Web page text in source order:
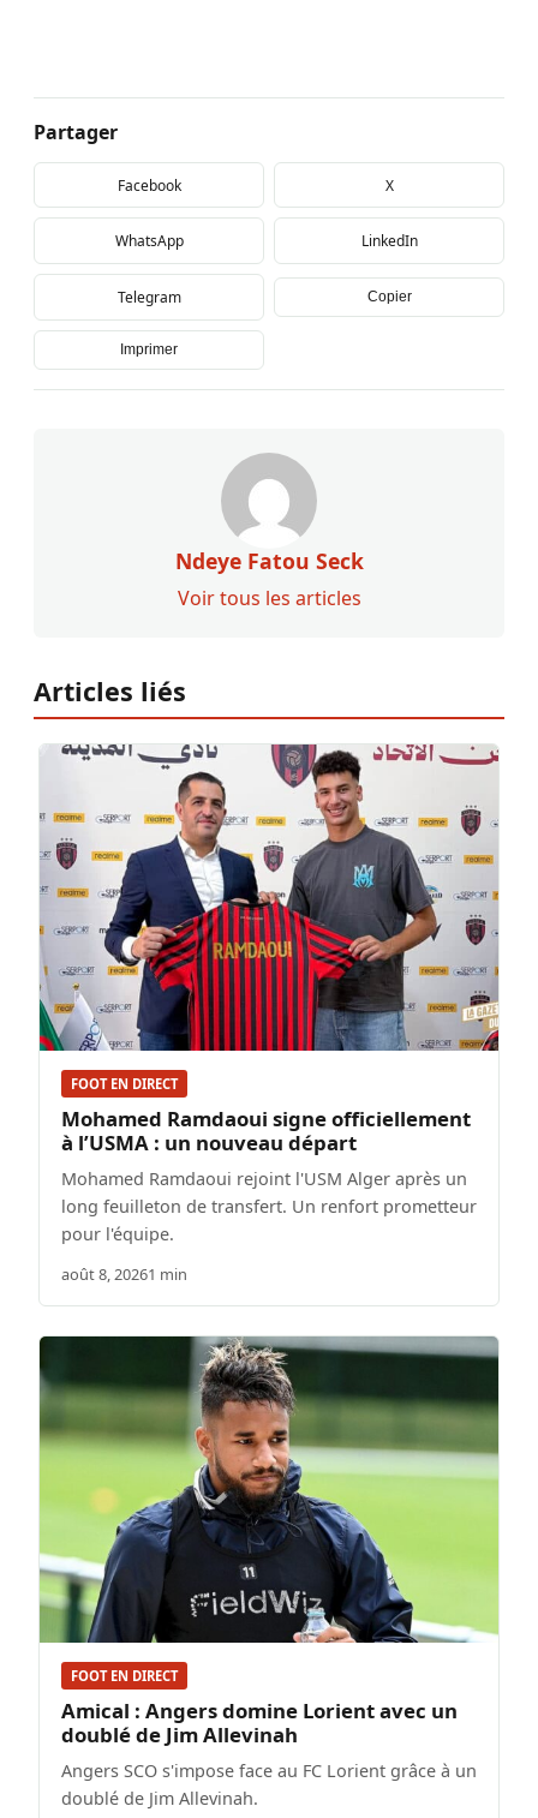
Partager
Facebook X
WhatsApp LinkedIn
Telegram Copier
Imprimer
Ndeye Fatou Seck
Voir tous les articles
Articles liés
FOOT EN DIRECT
Mohamed Ramdaoui signe officiellement
à l’USMA : un nouveau départ
Mohamed Ramdaoui rejoint l'USM Alger après un
long feuilleton de transfert. Un renfort prometteur
pour l'équipe.
août 8, 20261 min
FOOT EN DIRECT
Amical : Angers domine Lorient avec un
doublé de Jim Allevinah
Angers SCO s'impose face au FC Lorient grâce à un
doublé de Jim Allevinah.